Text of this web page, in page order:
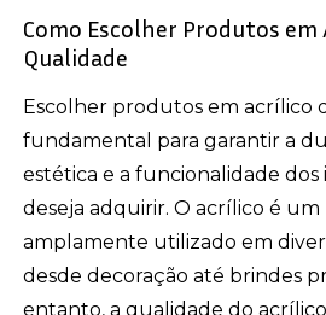
Como Escolher Produtos em
Qualidade
Escolher produtos em acrílico
fundamental para garantir a
estética e a funcionalidade dos
deseja adquirir. O acrílico é
amplamente utilizado em
desde decoração até brindes
entanto, a qualidade do